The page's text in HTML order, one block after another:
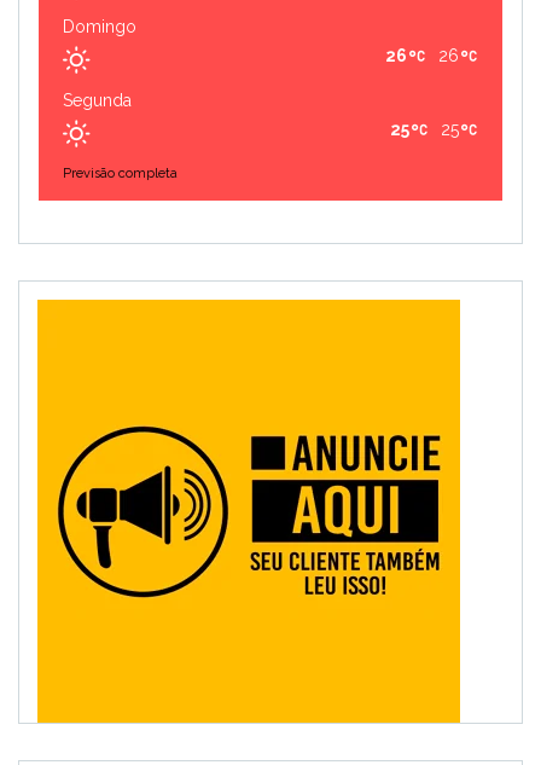
Domingo
26
26
Segunda
25
25
Previsão completa